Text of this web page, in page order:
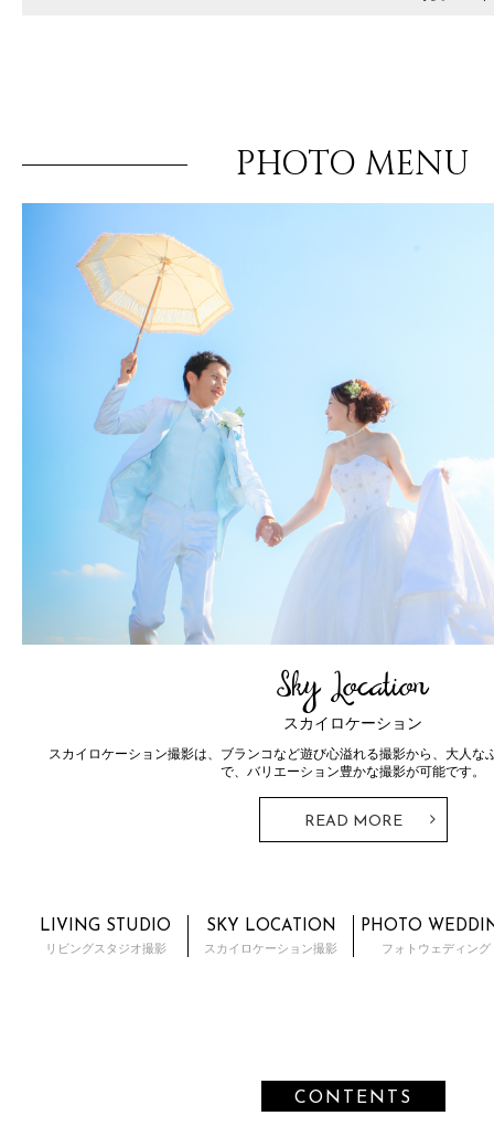
PHOTO MENU
Photo Wedding
Ceremony
フォトウェディング
ドレスとタキシード。ウェディングフォトではずすことのできないこのス
とTHE SKY WEDDINGならではの神前式・人前式が行えるプラ
LIVING STUDIO
リビングスタジオ撮影
SKY LOCATION
スカイロケーション撮影
PHOTO
フォトウェディング
CONTENTS